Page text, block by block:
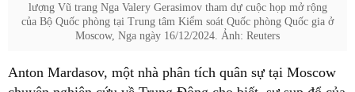
lượng Vũ trang Nga Valery Gerasimov tham dự cuộc họp mở rộng
của Bộ Quốc phòng tại Trung tâm Kiểm soát Quốc phòng Quốc gia ở
Moscow, Nga ngày 16/12/2024. Ảnh: Reuters
Anton Mardasov, một nhà phân tích quân sự tại Moscow